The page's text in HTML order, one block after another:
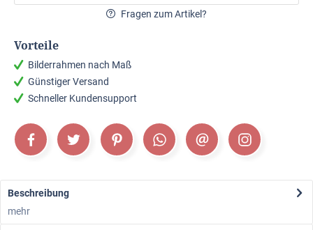
Fragen zum Artikel?
Vorteile
Bilderrahmen nach Maß
Günstiger Versand
Schneller Kundensupport
Beschreibung
mehr